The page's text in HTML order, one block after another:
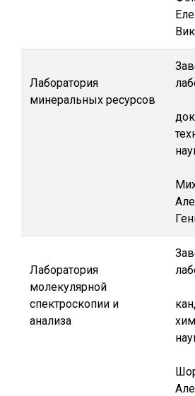
Лаборатория
минеральных ресурсов
Лаборатория
молекулярной
спектроскопии и
анализа